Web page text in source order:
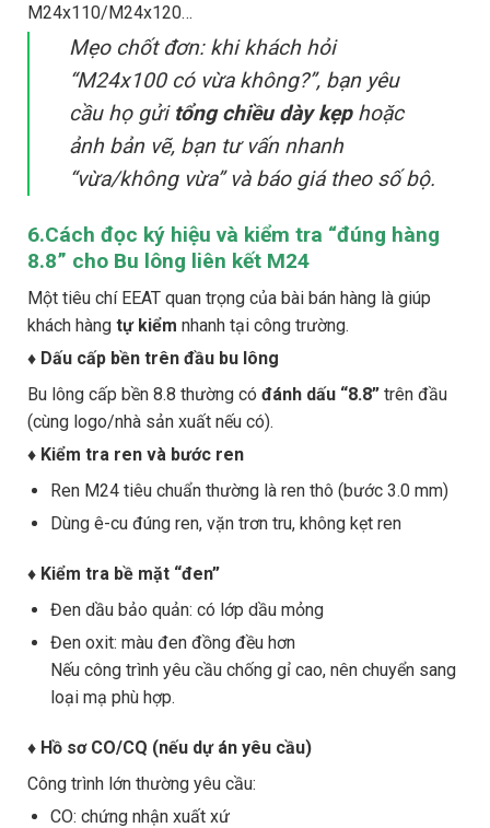
M24x110/M24x120…
Mẹo chốt đơn: khi khách hỏi
“M24x100 có vừa không?”, bạn yêu
cầu họ gửi tổng chiều dày kẹphoặc
ảnh bản vẽ, bạn tư vấn nhanh
“vừa/không vừa” và báo giá theo số bộ.
6.Cách đọc ký hiệu và kiểm tra “đúng hàng
8.8” cho Bu lông liên kết M24
Một tiêu chí EEAT quan trọng của bài bán hàng là giúp
khách hàng tự kiểm nhanh tại công trường.
♦ Dấu cấp bền trên đầu bu lông
Bu lông cấp bền 8.8 thường có đánh dấu “8.8” trên đầu
(cùng logo/nhà sản xuất nếu có).
♦ Kiểm tra ren và bước ren
Ren M24 tiêu chuẩn thường là ren thô (bước 3.0 mm)
Dùng ê-cu đúng ren, vặn trơn tru, không kẹt ren
♦ Kiểm tra bề mặt “đen”
Đen dầu bảo quản: có lớp dầu mỏng
Đen oxit: màu đen đồng đều hơn
Nếu công trình yêu cầu chống gỉ cao, nên chuyển sang
loại mạ phù hợp.
♦ Hồ sơ CO/CQ (nếu dự án yêu cầu)
Công trình lớn thường yêu cầu:
CO: chứng nhận xuất xứ